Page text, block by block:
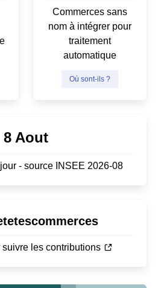
Commerces sans
nom à intégrer pour
traitement
automatique
Où sont-ils ?
8 Aout
- source INSEE 2026-08
les contributions